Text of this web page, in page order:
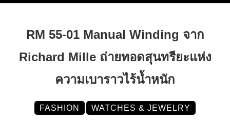
RM 55-01 Manual Winding จาก
Richard Mille ถ่ายทอดสุนทรียะแห่ง
ความเบาราวไร้น้ำหนัก
FASHION WATCHES & JEWELRY